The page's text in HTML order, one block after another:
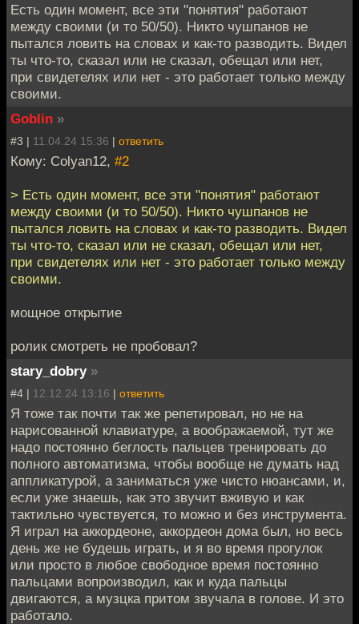
Есть один момент, все эти "понятия" работают
между своими (и то 50/50). Никто чушпанов не
пытался ловить на словах и как-то разводить. Видел
ты что-то, сказал или не сказал, обещал или нет,
при свидетелях или нет - это работает только между
своими.
Goblin »
#3 | 11.04.24 15:36 | ответить
Кому: Colyan12, #2
> Есть один момент, все эти "понятия" работают
между своими (и то 50/50). Никто чушпанов не
пытался ловить на словах и как-то разводить. Видел
ты что-то, сказал или не сказал, обещал или нет,
при свидетелях или нет - это работает только между
своими.
мощное открытие
ролик смотреть не пробовал?
stary_dobry »
#4 | 12.12.24 13:16 | ответить
Я тоже так почти так же репетировал, но не на
нарисованной клавиатуре, а воображаемой, тут же
надо постоянно беглость пальцев тренировать до
полного автоматизма, чтобы вообще не думать над
аппликатурой, а заниматься уже чисто нюансами, и,
если уже знаешь, как это звучит вживую и как
тактильно чувствуется, то можно и без инструмента.
Я играл на аккордеоне, аккордеон дома был, но весь
день же не будешь играть, и я во время прогулок
или просто в любое свободное время постоянно
пальцами вопроизводил, как и куда пальцы
двигаются, а музцка притом звучала в голове. И это
работало.